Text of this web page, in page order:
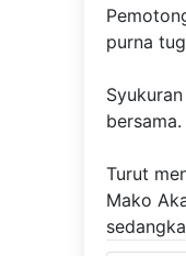
purna
bersama.
Turut
Mako